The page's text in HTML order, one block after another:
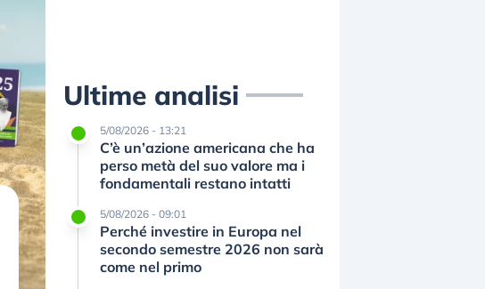
Ultime analisi
5/08/2026 - 13:21
C’è un’azione americana che ha
perso metà del suo valore ma i
fondamentali restano intatti
5/08/2026 - 09:01
Perché investire in Europa nel
secondo semestre 2026 non sarà
come nel primo